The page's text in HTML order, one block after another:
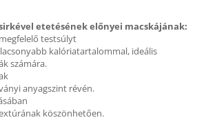
etetésének előnyei macskájának:
testsúlyt
kalóriatartalommal, ideális
számára.
anyagszint révén.
köszönhetően.